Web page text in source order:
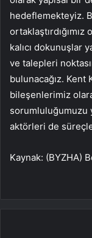
hedeflemekteyiz.
kalıcı dokunuşlar
ve talepleri
bulunacağız.
bileşenlerimiz
sorumluluğumuzu
aktörleri de
Kaynak: (BYZHA)